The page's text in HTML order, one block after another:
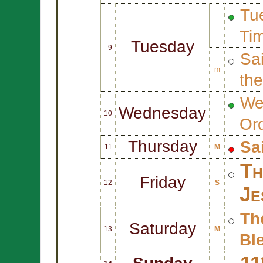
9 Tuesday
m
10 Wednesday
11 Thursday M
12 Friday S
13 Saturday M